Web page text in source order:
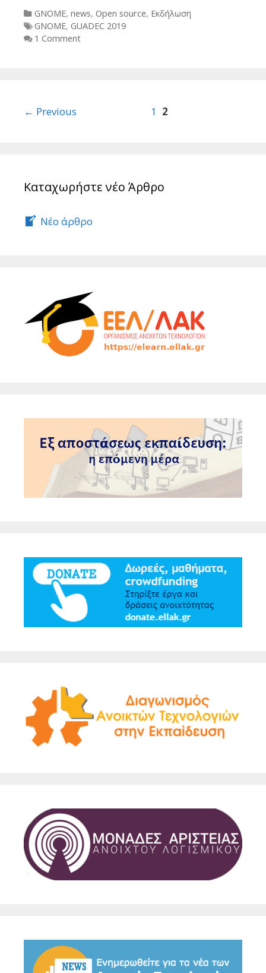
Categories
GNOME, news, Open source, Εκδήλωση
Tags
GNOME, GUADEC 2019
1 Comment
Post
← Previous 1 2
Καταχωρήστε νέο Άρθρο
Νέο άρθρο